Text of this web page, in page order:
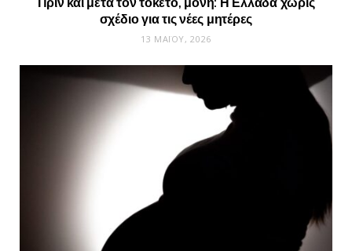
σχέδιο για τις νέες μητέρες
13 ΜΑΪ́ΟΥ, 2026